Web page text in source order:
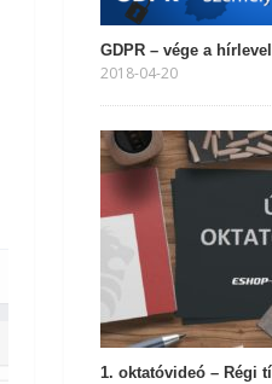
GDPR – vége a
2018-04-20
1. oktatóvideó – Régi